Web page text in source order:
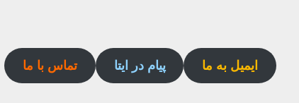
ایمیل به ما پیام در ایتا تماس با ما